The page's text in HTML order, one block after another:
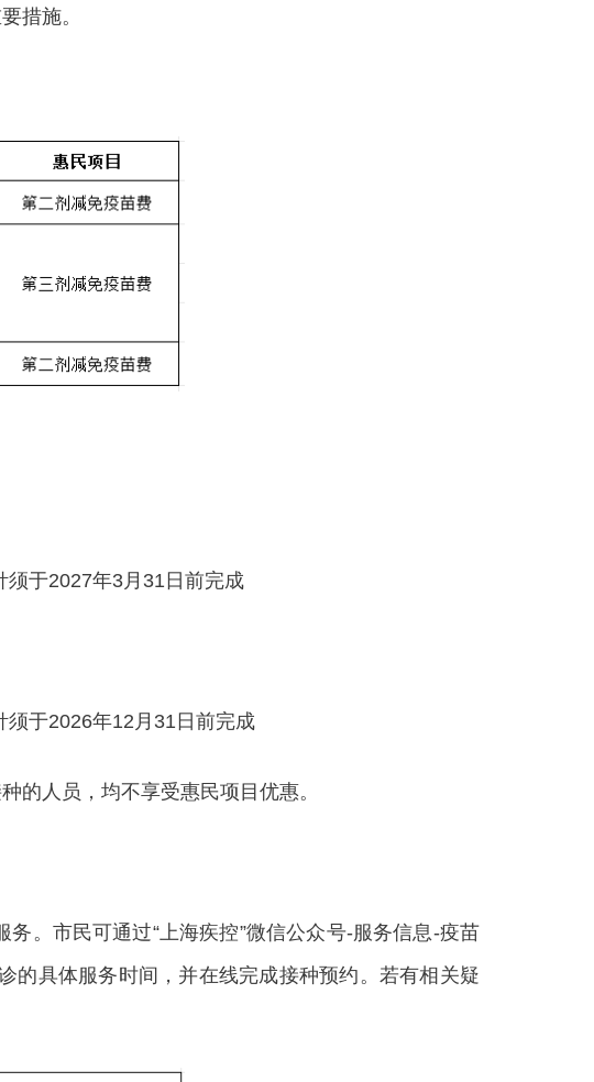
措施。
于2027年3月31日前完成
于2026年12月31日前完成
人员，均不享受惠民项目优惠。
。市民可通过“上海疾控”微信公众号-服务信息-疫苗
的具体服务时间，并在线完成接种预约。若有相关疑